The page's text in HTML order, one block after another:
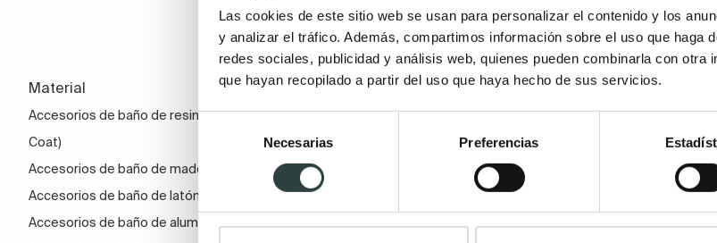
Las cookies de este sitio web se usan para personalizar el contenido y los
y analizar el tráfico. Además, compartimos información sobre el uso que haga
redes sociales, publicidad y análisis web, quienes pueden combinarla con otra
que hayan recopilado a partir del uso que haya hecho de sus servicios.
Selección
consentimiento
Necesarias Preferencias
Repisas
Material
Accesorios de baño de resina (Gel
Coat)
Accesorios de baño de madera
Accesorios de baño de latón
Accesorios de baño de aluminio
Estilo
Accesorios de baño vintage
Accesorios de baño infantiles
Accesorios de baño clásicos
Accesorios de baño modernos